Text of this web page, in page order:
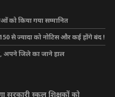
को किया गया सम्मानित
से ज्यादा को नोटिस और कई होंगे बंद !
अपने जिले का जाने हाल
सरकारी स्कूल शिक्षकों को